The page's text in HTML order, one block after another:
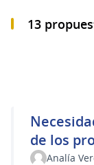
13
de los
Analía